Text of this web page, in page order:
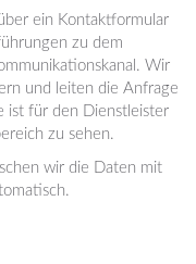
ein Kontaktformular
zu dem
Wir
und leiten die Anfrage
ist für den Dienstleister
zu sehen.
wir die Daten mit